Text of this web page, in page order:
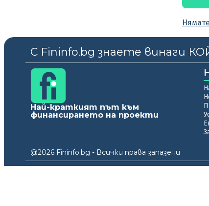
С Fininfo.bg знаете винаги
Най-краткият път към
финансирането на проекти
@2026 Fininfo.bg - Всички права запазени